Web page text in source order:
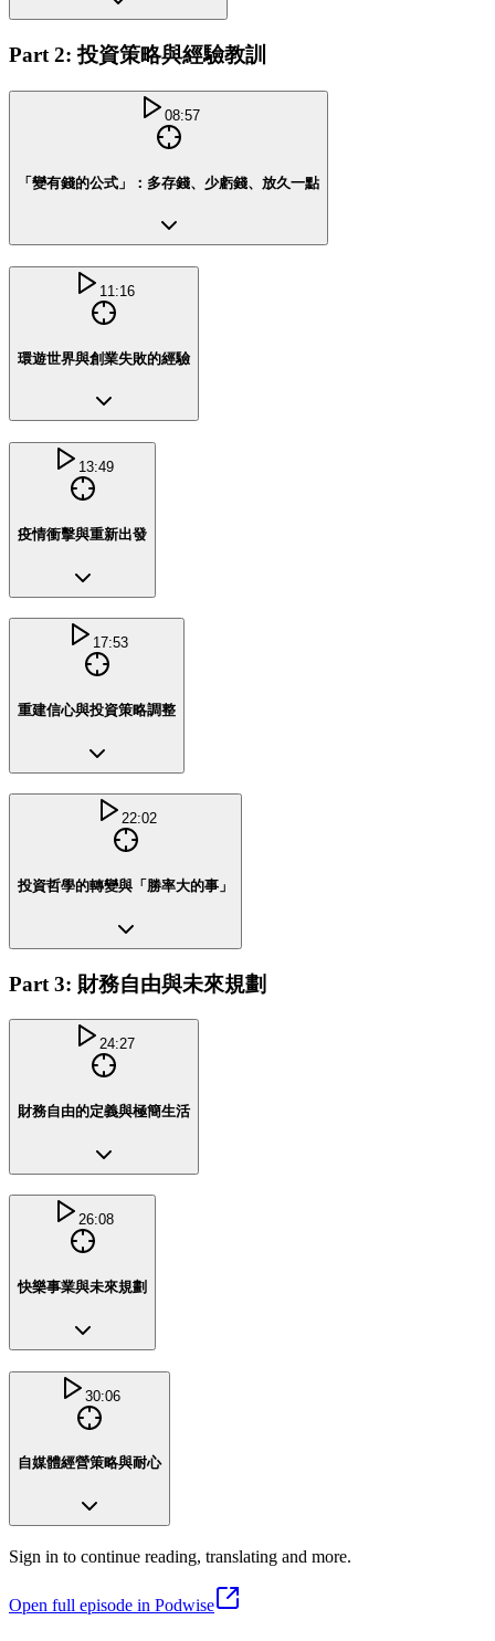
Part 2: 投資策略與經驗教訓
08:57
「變有錢的公式」：多存錢、少虧錢、放久一點
11:16
環遊世界與創業失敗的經驗
13:49
疫情衝擊與重新出發
17:53
重建信心與投資策略調整
22:02
投資哲學的轉變與「勝率大的事」
Part 3: 財務自由與未來規劃
24:27
財務自由的定義與極簡生活
26:08
快樂事業與未來規劃
30:06
自媒體經營策略與耐心
Sign in to continue reading, translating and more.
Open full episode in Podwise